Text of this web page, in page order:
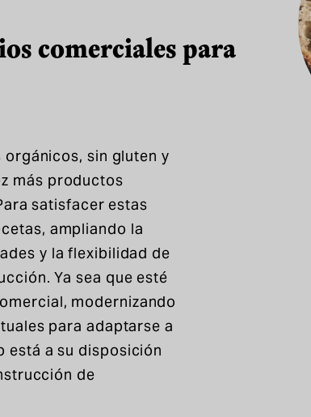
comerciales para
sin gluten y
más productos
satisfacer estas
ampliando la
y la flexibilidad de
Ya sea que esté
modernizando
para adaptarse a
está a su disposición
de